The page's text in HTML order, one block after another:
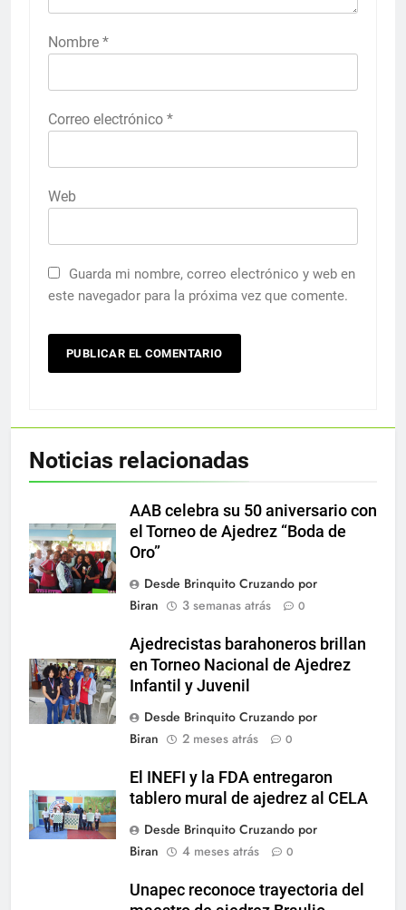
Nombre *
Correo electrónico *
Web
Guarda mi nombre, correo electrónico y web en
este navegador para la próxima vez que comente.
Noticias relacionadas
AAB celebra su 50 aniversario con
el Torneo de Ajedrez “Boda de
Oro”
Desde Brinquito Cruzando por
Biran
3 semanas atrás 0
Ajedrecistas barahoneros brillan
en Torneo Nacional de Ajedrez
Infantil y Juvenil
Desde Brinquito Cruzando por
Biran
2 meses atrás 0
El INEFI y la FDA entregaron
tablero mural de ajedrez al CELA
Desde Brinquito Cruzando por
Biran
4 meses atrás 0
Unapec reconoce trayectoria del